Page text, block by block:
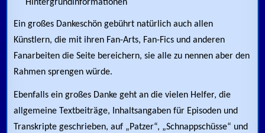
Hintergrundinformationen
Ein großes Dankeschön gebührt natürlich auch allen
Künstlern, die mit ihren Fan-Arts, Fan-Fics und anderen
Fanarbeiten die Seite bereichern, sie alle zu nennen aber den
Rahmen sprengen würde.
Ebenfalls ein großes Danke geht an die vielen Helfer, die
allgemeine Textbeiträge, Inhaltsangaben für Episoden und
Transkripte geschrieben, auf „Patzer“, „Schnappschüsse“ und